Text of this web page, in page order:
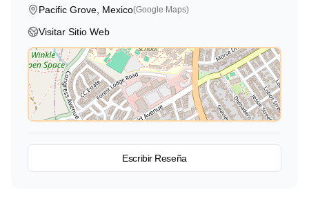
Pacific Grove, Mexico(Google Maps)
Visitar Sitio Web
Escribir Reseña